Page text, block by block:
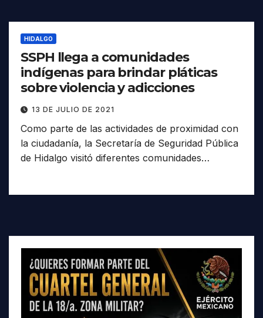
HIDALGO
SSPH llega a comunidades
indígenas para brindar pláticas
sobre violencia y adicciones
13 DE JULIO DE 2021
Como parte de las actividades de proximidad con
la ciudadanía, la Secretaría de Seguridad Pública
de Hidalgo visitó diferentes comunidades…